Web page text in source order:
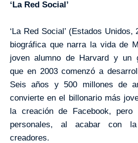
‘La Red Social’
‘La Red Social’ (Estados
biográfica que narra la vida de
joven alumno de Harvard y un
que en 2003 comenzó a
Seis años y 500 millones de
convierte en el billonario más
la creación de Facebook, pero
personales, al acabar con
creadores.